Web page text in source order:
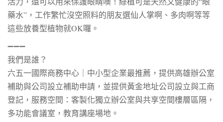
藥水”，工作繁忙沒空照料的朋友選仙人掌啊、多肉啊等等
這些放養型植物就OK囉。
➖➖➖
我們是誰？
六五一國際商務中心｜中小型企業最推薦，提供高雄辦公室
補助與公司設立補助申請，並提供黃金地址公司設立與工商
登記 ，服務空間：客製化獨立辦公室與共享空間樓層區隔，
多功能會議室，教育講座場地。